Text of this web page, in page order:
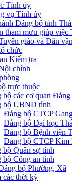
Tỉnh ủy
vụ Tỉnh ủy
Đảng bộ tỉnh
tham mưu giúp việc
giáo và Dân
chức
Kiểm tra
chính
trực thuộc
bộ các cơ quan Đảng
bộ UBND tỉnh
Đảng bộ CTCP
Đảng bộ Đại học
Đảng bộ Bệnh viện
Đảng bộ CTCP Kim
bộ Quân sự tỉnh
bộ Công an tỉnh
bộ Phường, Xã
các thời kỳ